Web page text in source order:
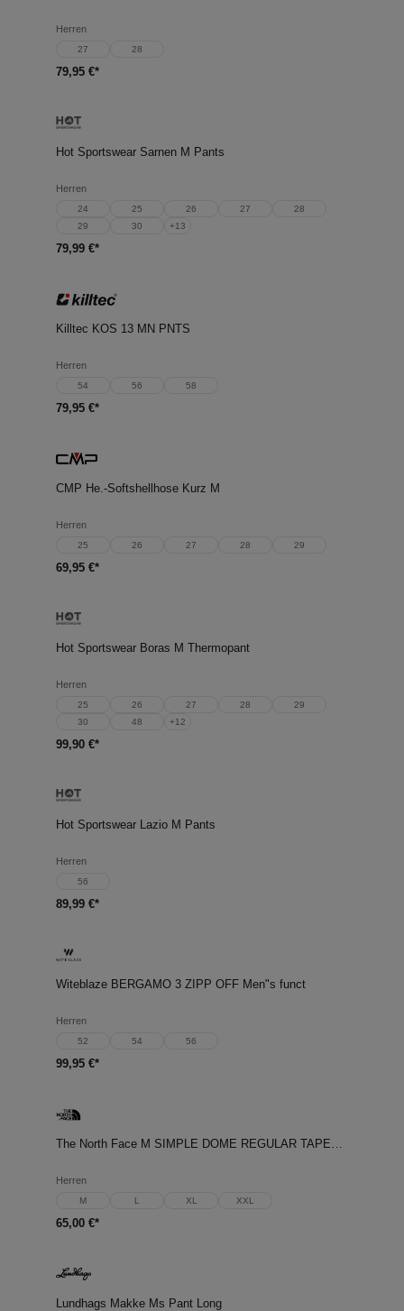
Herren
27 28
79,95 €*
Hot Sportswear Sarnen M Pants
Herren
24 25 26 27
28
29
30 +13
79,99 €*
Killtec KOS 13 MN PNTS
Herren
54 56 58
79,95 €*
CMP He.-Softshellhose Kurz M
Herren
25 26 27 28 29
69,95 €*
Hot Sportswear Boras M Thermopant
Herren
25 26 27 28
29
30
48 +12
99,90 €*
Hot Sportswear Lazio M Pants
Herren
56
89,99 €*
Witeblaze BERGAMO 3 ZIPP OFF Men"s funct
Herren
52 54 56
99,95 €*
The North Face M SIMPLE DOME REGULAR TAPERED JOGGER
Herren
M L XL XXL
65,00 €*
Lundhags Makke Ms Pant Long